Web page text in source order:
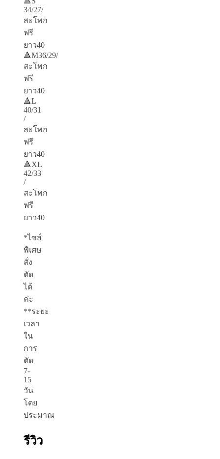
34/27/
สะโพก
ฟรี
ยาว40
🔺M36/29/
สะโพก
ฟรี
ยาว40
🔺L
40/31
/
สะโพก
ฟรี
ยาว40
🔺XL
42/33
/
สะโพก
ฟรี
ยาว40
*ไซส์
พิเศษ
สั่ง
ตัด
ได้
ค่ะ
**ระยะ
เวลา
ใน
การ
ตัด
7-
15
วัน
โดย
ประมาณ
รีวิว